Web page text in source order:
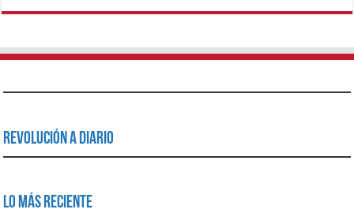
Revolución a Diario
Lo Más Reciente